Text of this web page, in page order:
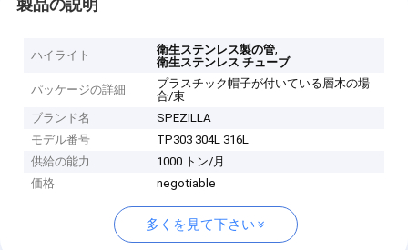
製品の説明
ハイライト 衛生ステンレス製の管,
衛生ステンレス チューブ
パッケージの詳細
プラスチック帽子が付いている層木の場
合/束
ブランド名
SPEZILLA
モデル番号
TP303 304L 316L
供給の能力
1000 トン/月
価格
negotiable
多くを見て下さい